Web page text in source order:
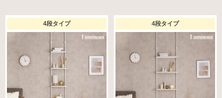
4段タイプ 4段タイプ